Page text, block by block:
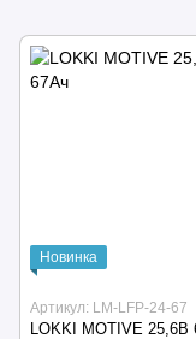
Новинка
Артикул: LM-LFP-24-67
LOKKI MOTIVE 25,6В